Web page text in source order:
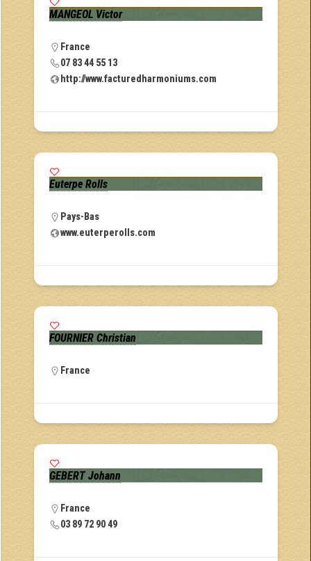
MANGEOL Victor
France
07 83 44 55 13
http://www.facturedharmoniums.com
Euterpe Rolls
Pays-Bas
www.euterperolls.com
FOURNIER Christian
France
GEBERT Johann
France
03 89 72 90 49